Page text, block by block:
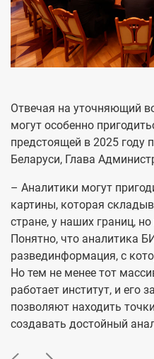
Отвечая на уточняющий
могут особенно
предстоящей в 2025 году
Беларуси, Глава
– Аналитики могут
картины, которая
стране, у наших границ,
Понятно, что аналитика
развединформация, с
Но тем не менее тот
работает институт, и его
позволяют находить
создавать достойный